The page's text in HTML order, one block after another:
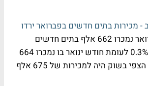
- מכירות בתים חדשים בפברואר ירדו
- בפברואר נמכרו 662 אלף בתים חדשים
בארה"ב, ירידה של 0.3% לעומת חודש ינואר בו נמכרו 664
אלף בתים חדשים. הצפי בשוק היה למכירות של 675 אלף